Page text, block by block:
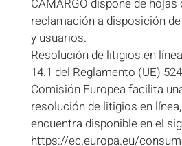
CAMARGO dispone de
reclamación a disposición
y usuarios.
Resolución de litigios en
14.1 del Reglamento (UE)
Comisión Europea facilita
resolución de litigios en
encuentra disponible en el
https://ec.europa.eu/